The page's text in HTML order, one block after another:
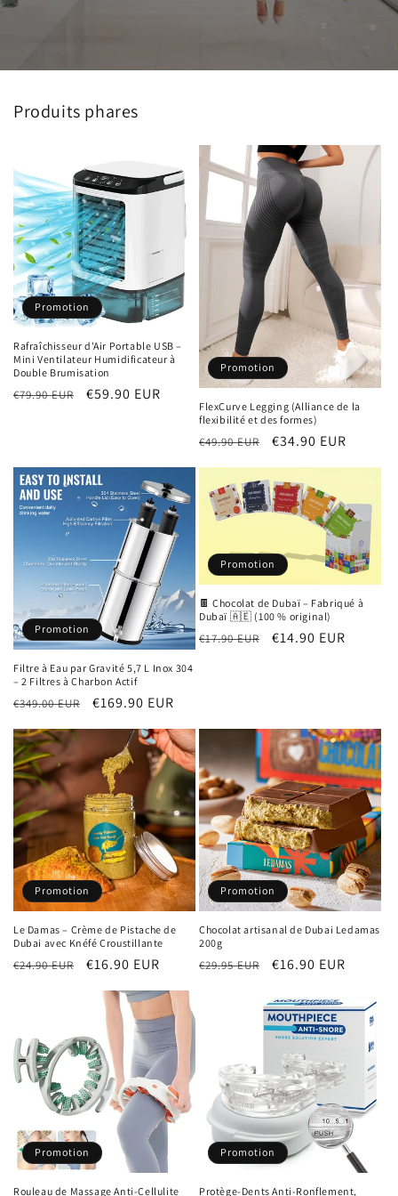
Produits phares
Promotion
Rafraîchisseur d'Air Portable USB –
Mini Ventilateur Humidificateur à
Double Brumisation
Prix
€79.90 EUR
Prix
€59.90 EUR
Promotion
FlexCurve Legging (Alliance de la
flexibilité et des formes)
Prix
€49.90 EUR
Prix
€34.90 EUR
Promotion
Filtre à Eau par Gravité 5,7 L Inox 304
– 2 Filtres à Charbon Actif
Prix
€349.00 EUR
Prix
€169.90 EUR
Promotion
🍫 Chocolat de Dubaï – Fabriqué à
Dubaï 🇦🇪 (100 % original)
Prix
€17.90 EUR
Prix
€14.90 EUR
Promotion
Le Damas – Crème de Pistache de
Dubai avec Knéfé Croustillante
Prix
€24.90 EUR
Prix
€16.90 EUR
Promotion
Chocolat artisanal de Dubai Ledamas
200g
Prix
€29.95 EUR
Prix
€16.90 EUR
Promotion
Rouleau de Massage Anti-Cellulite
Promotion
Protège-Dents Anti-Ronflement,